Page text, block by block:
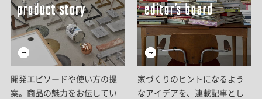
開発エピソードや使い方の提
案。商品の魅力をお伝してい
家づくりのヒントになるよう
なアイデアを、連載記事とし